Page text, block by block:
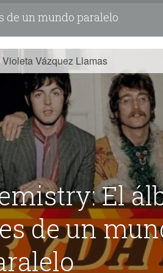
de un mundo paralelo
Vázquez Llamas
El
de un